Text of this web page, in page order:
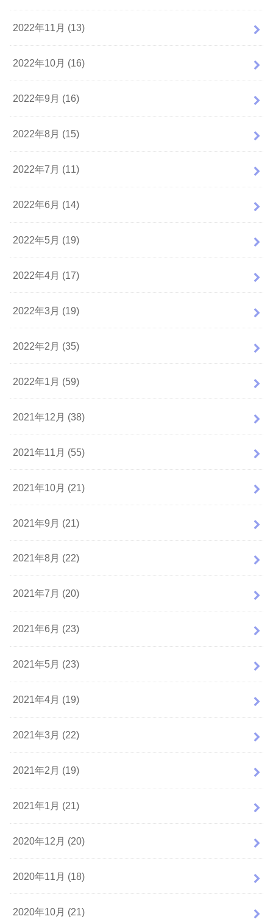
2022年11月 (13)
2022年10月 (16)
2022年9月 (16)
2022年8月 (15)
2022年7月 (11)
2022年6月 (14)
2022年5月 (19)
2022年4月 (17)
2022年3月 (19)
2022年2月 (35)
2022年1月 (59)
2021年12月 (38)
2021年11月 (55)
2021年10月 (21)
2021年9月 (21)
2021年8月 (22)
2021年7月 (20)
2021年6月 (23)
2021年5月 (23)
2021年4月 (19)
2021年3月 (22)
2021年2月 (19)
2021年1月 (21)
2020年12月 (20)
2020年11月 (18)
2020年10月 (21)